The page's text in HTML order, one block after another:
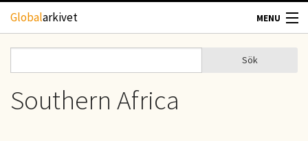
Hoppa till huvudinnehåll
Globalarkivet MENU
TIDSKRIFTER
Sökformulär
Sök
Southern Africa